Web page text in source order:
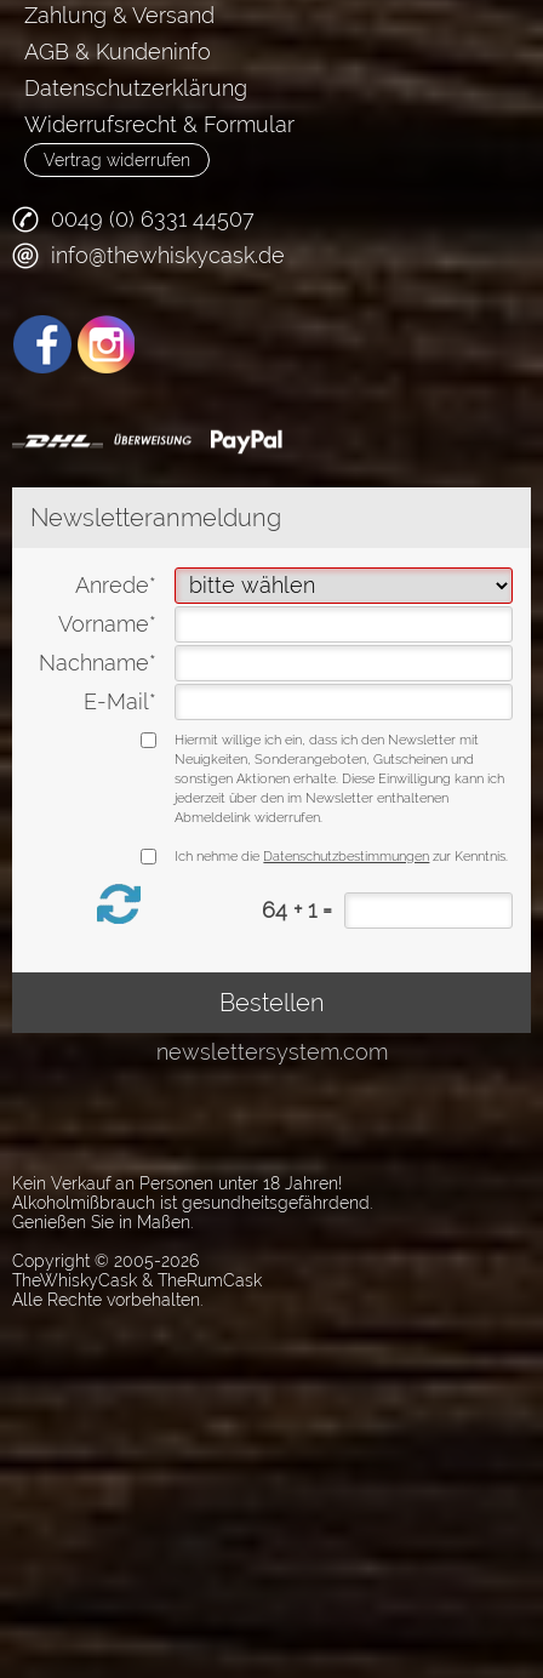
Zahlung & Versand
AGB & Kundeninfo
Datenschutzerklärung
Widerrufsrecht & Formular
Vertrag widerrufen
0049 (0) 6331 44507
info@thewhiskycask.de
Kein Verkauf an Personen unter 18 Jahren!
Alkoholmißbrauch ist gesundheitsgefährdend.
Genießen Sie in Maßen.
Copyright © 2005-2026
TheWhiskyCask & TheRumCask
Alle Rechte vorbehalten.